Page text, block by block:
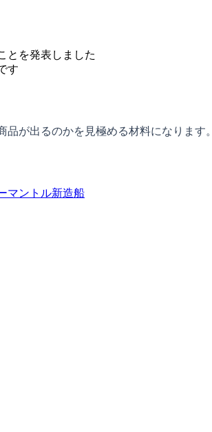
とを発表しました
す
が出るのかを見極める材料になります。
マントル新造船